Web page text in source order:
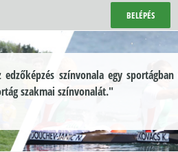
BELÉPÉS
edzőképzés színvonala egy
szakmai színvonalát."